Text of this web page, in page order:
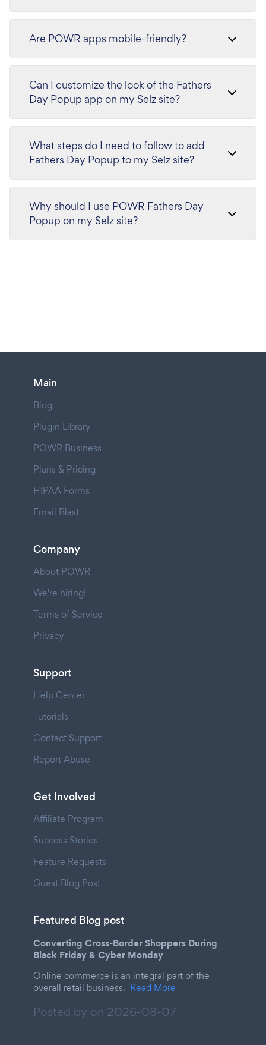
Are POWR apps mobile-friendly?
Can I customize the look of the Fathers
Day Popup app on my Selz site?
What steps do I need to follow to add
Fathers Day Popup to my Selz site?
Why should I use POWR Fathers Day
Popup on my Selz site?
Main
Blog
Plugin Library
POWR Business
Plans & Pricing
HIPAA Forms
Email Blast
Company
About POWR
We're hiring!
Terms of Service
Privacy
Support
Help Center
Tutorials
Contact Support
Report Abuse
Get Involved
Affiliate Program
Success Stories
Feature Requests
Guest Blog Post
Featured Blog post
Converting Cross-Border Shoppers During
Black Friday & Cyber Monday
Online commerce is an integral part of the
overall retail business. Read More
Posted by on 2026-08-07